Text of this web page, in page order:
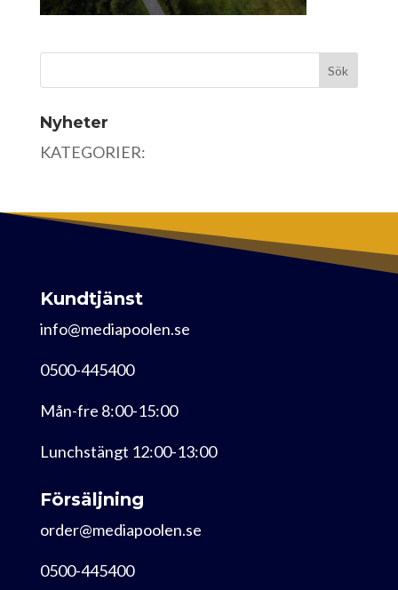
Nyheter
KATEGORIER:
Kundtjänst
info@mediapoolen.se
0500-445400
Mån-fre 8:00-15:00
Lunchstängt 12:00-13:00
Försäljning
order@mediapoolen.se
0500-445400